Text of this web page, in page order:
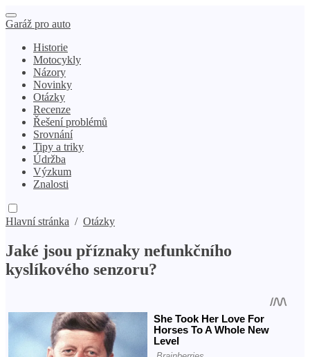
Garáž pro auto
Historie
Motocykly
Názory
Novinky
Otázky
Recenze
Řešení problémů
Srovnání
Tipy a triky
Údržba
Výzkum
Znalosti
Hlavní stránka / Otázky
Jaké jsou příznaky nefunkčního
kyslíkového senzoru?